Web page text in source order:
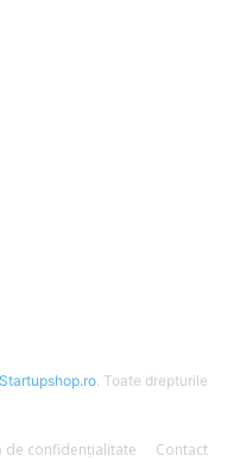
Startupshop.ro . Toate drepturile
de confidențialitate Contact